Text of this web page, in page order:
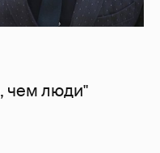
чем люди"